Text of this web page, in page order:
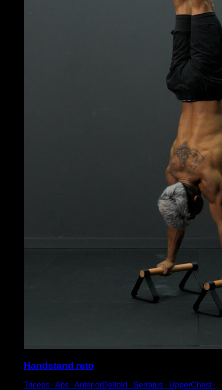
Handstand reto
Triceps ∙ Abs ∙ AnteriorDeltoid ∙ Serratus ∙ UpperChest ∙